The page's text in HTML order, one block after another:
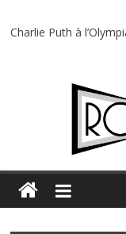
Charlie Puth à
Festival Triptyque :
Hellfest 2026
Hellfest 2026 jeudi :
Première édition du